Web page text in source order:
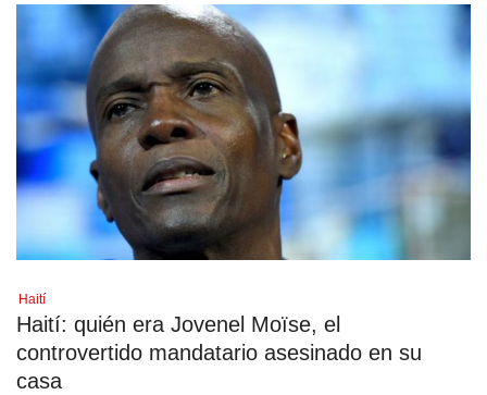
Haití
Haití: quién era Jovenel Moïse, el
controvertido mandatario asesinado en su
casa